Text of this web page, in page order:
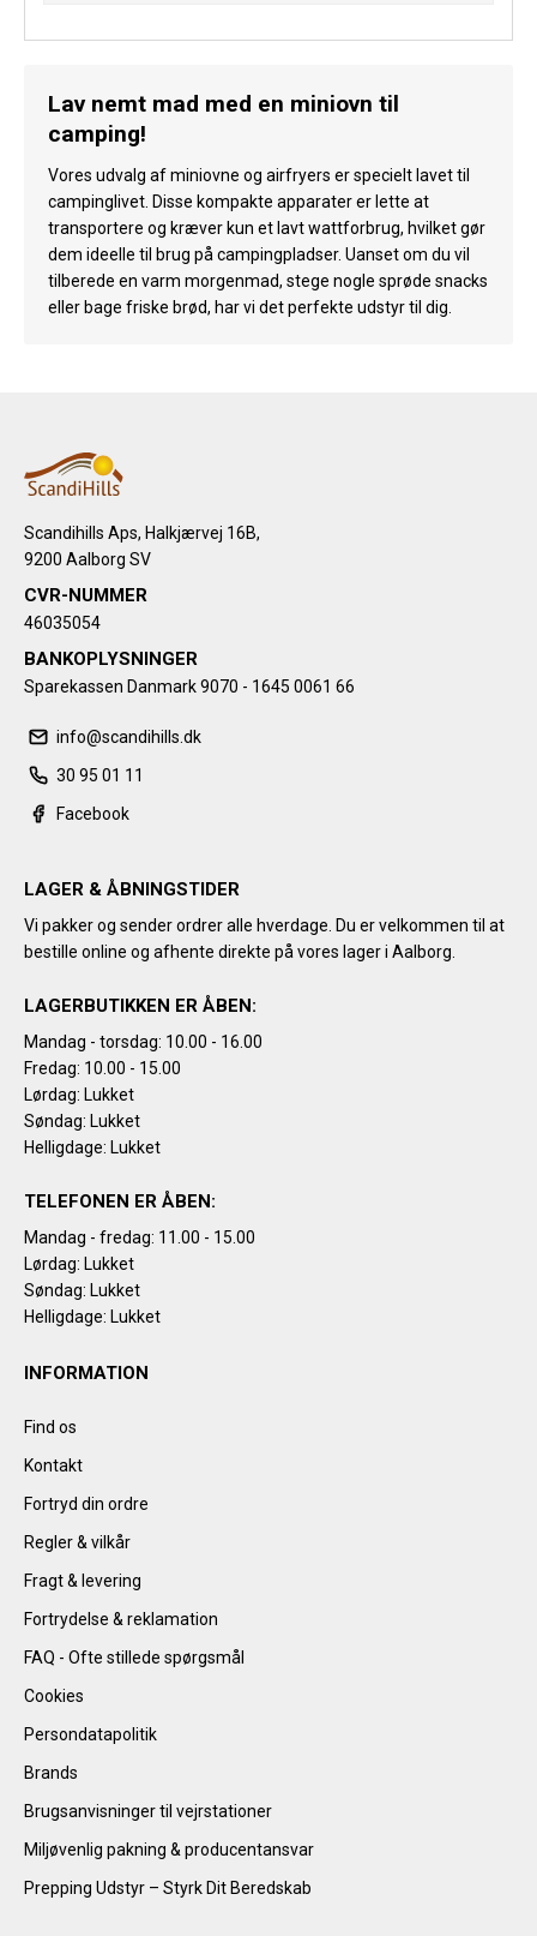
Lav nemt mad med en miniovn til
camping!
Vores udvalg af miniovne og airfryers er specielt lavet til
campinglivet. Disse kompakte apparater er lette at
transportere og kræver kun et lavt wattforbrug, hvilket gør
dem ideelle til brug på campingpladser. Uanset om du vil
tilberede en varm morgenmad, stege nogle sprøde snacks
eller bage friske brød, har vi det perfekte udstyr til dig.
Scandihills Aps, Halkjærvej 16B,
9200 Aalborg SV
CVR-NUMMER
46035054
BANKOPLYSNINGER
Sparekassen Danmark 9070 - 1645 0061 66
info@scandihills.dk
30 95 01 11
Facebook
LAGER & ÅBNINGSTIDER
Vi pakker og sender ordrer alle hverdage. Du er velkommen til at
bestille online og afhente direkte på vores lager i Aalborg.
LAGERBUTIKKEN ER ÅBEN:
Mandag - torsdag: 10.00 - 16.00
Fredag: 10.00 - 15.00
Lørdag: Lukket
Søndag: Lukket
Helligdage: Lukket
TELEFONEN ER ÅBEN:
Mandag - fredag: 11.00 - 15.00
Lørdag: Lukket
Søndag: Lukket
Helligdage: Lukket
INFORMATION
Find os
Kontakt
Fortryd din ordre
Regler & vilkår
Fragt & levering
Fortrydelse & reklamation
FAQ - Ofte stillede spørgsmål
Cookies
Persondatapolitik
Brands
Brugsanvisninger til vejrstationer
Miljøvenlig pakning & producentansvar
Prepping Udstyr – Styrk Dit Beredskab